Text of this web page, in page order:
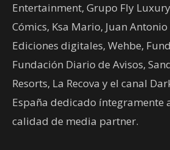
Entertainment, Grupo Fly
Cómics, Ksa Mario, Juan
Ediciones digitales, Wehbe,
Fundación Diario de Avisos,
Resorts, La Recova y el canal
España dedicado íntegramente
calidad de media partner.